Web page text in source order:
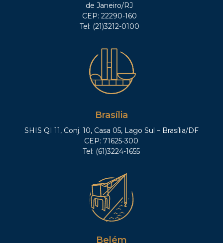
de Janeiro/RJ
CEP: 22290-160
Tel: (21)3212-0100
Brasília
SHIS QI 11, Conj. 10, Casa 05, Lago Sul – Brasília/DF
CEP: 71625-300
Tel: (61)3224-1655
Belém